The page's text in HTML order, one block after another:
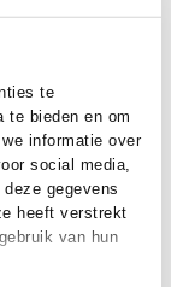
te
te bieden en om
informatie over
social media,
gegevens
heeft verstrekt
van hun
cotton
wash